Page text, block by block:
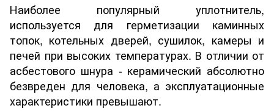
Наиболее популярный уплотнитель,
используется для герметизации каминных
топок, котельных дверей, сушилок, камеры и
печей при высоких температурах. В отличии от
асбестового шнура - керамический абсолютно
безвреден для человека, а эксплуатационные
характеристики превышают.